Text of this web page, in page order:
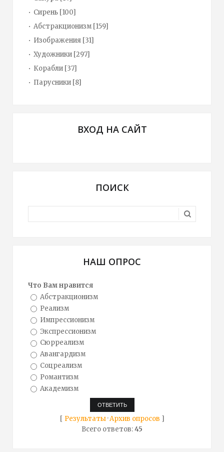
Сирень [100]
Абстракционизм [159]
Изображения [31]
Художники [297]
Корабли [37]
Парусники [8]
ВХОД НА САЙТ
ПОИСК
НАШ ОПРОС
Что Вам нравится
Абстракционизм
Реализм
Импрессионизм
Экспрессионизм
Сюрреализм
Авангардизм
Соцреализм
Романтизм
Академизм
[ Результаты·Архив опросов ]
Всего ответов:45